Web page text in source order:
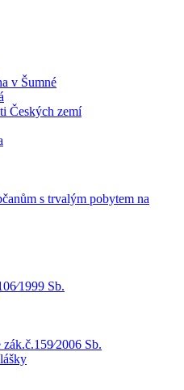
v Šumné
Českých zemí
s trvalým pobytem na
Sb.
Sb.